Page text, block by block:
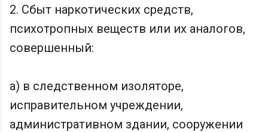
2. Сбыт наркотических средств,
психотропных веществ или их аналогов,
совершенный:
а) в следственном изоляторе,
исправительном учреждении,
административном здании, сооружении